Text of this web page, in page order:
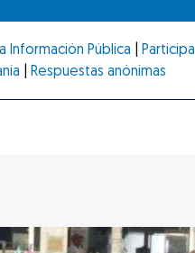
Información Pública
Participa
Respuestas anónimas